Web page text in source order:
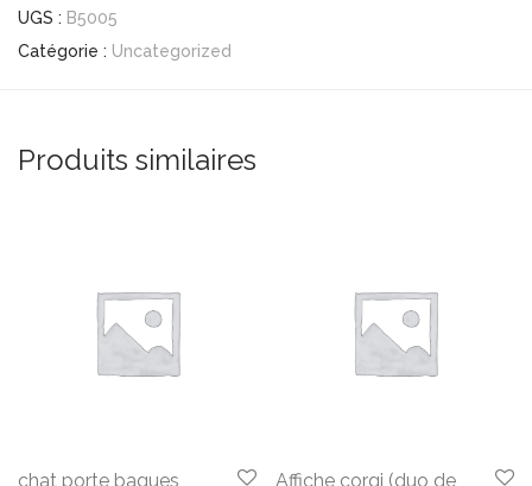
UGS : B5005
Catégorie : Uncategorized
Produits similaires
chat porte bagues
Affiche corgi (duo de